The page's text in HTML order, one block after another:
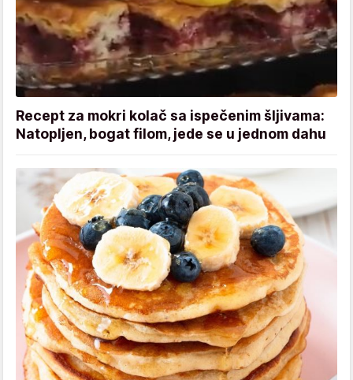
Recept za mokri kolač sa ispečenim šljivama:
Natopljen, bogat filom, jede se u jednom dahu